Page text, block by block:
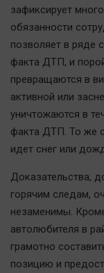
зафиксирует
обязанности
позволяет в ряде
факта ДТП, и
превращаются в
активной или
уничтожаются в
факта ДТП. То же
идет снег или
Доказательства,
горячим следам,
незаменимы.
автолюбителя в
грамотно
позицию и